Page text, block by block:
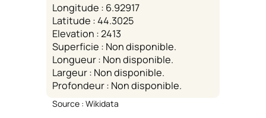
Longitude : 6.92917
Latitude : 44.3025
Elevation : 2413
Superficie : Non disponible.
Longueur : Non disponible.
Largeur : Non disponible.
Profondeur : Non disponible.
Source : Wikidata